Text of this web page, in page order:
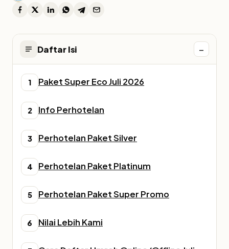
Daftar Isi −
1 Paket Super Eco Juli 2026
2 Info Perhotelan
3 Perhotelan Paket Silver
4 Perhotelan Paket Platinum
5 Perhotelan Paket Super Promo
6 Nilai Lebih Kami